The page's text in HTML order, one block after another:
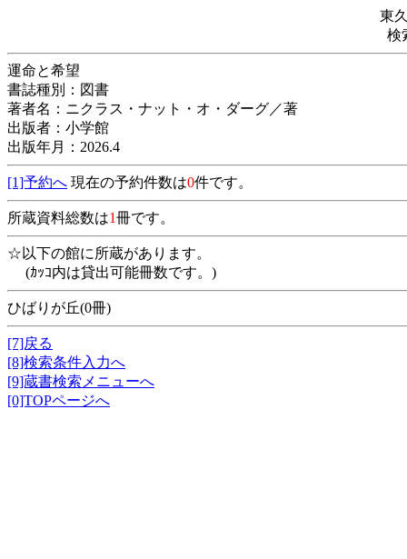
東
検
運命と希望
書誌種別：図書
著者名：ニクラス・ナット・オ・ダーグ／著
出版者：小学館
出版年月：2026.4
[1]予約へ 現在の予約件数は0件です。
所蔵資料総数は1冊です。
☆以下の館に所蔵があります。
(ｶｯｺ内は貸出可能冊数です。)
ひばりが丘(0冊)
[7]戻る
[8]検索条件入力へ
[9]蔵書検索メニューへ
[0]TOPページへ